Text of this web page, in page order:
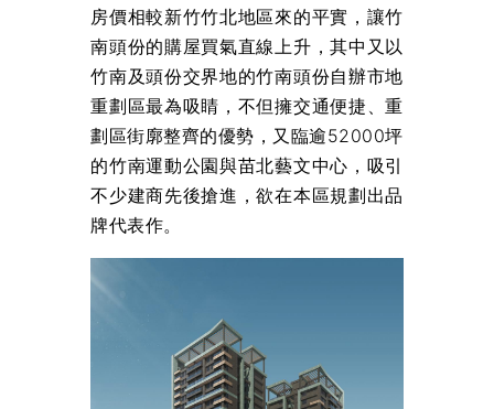
房價相較新竹竹北地區來的平實，讓竹
南頭份的購屋買氣直線上升，其中又以
竹南及頭份交界地的竹南頭份自辦市地
重劃區最為吸睛，不但擁交通便捷、重
劃區街廓整齊的優勢，又臨逾52000坪
的竹南運動公園與苗北藝文中心，吸引
不少建商先後搶進，欲在本區規劃出品
牌代表作。